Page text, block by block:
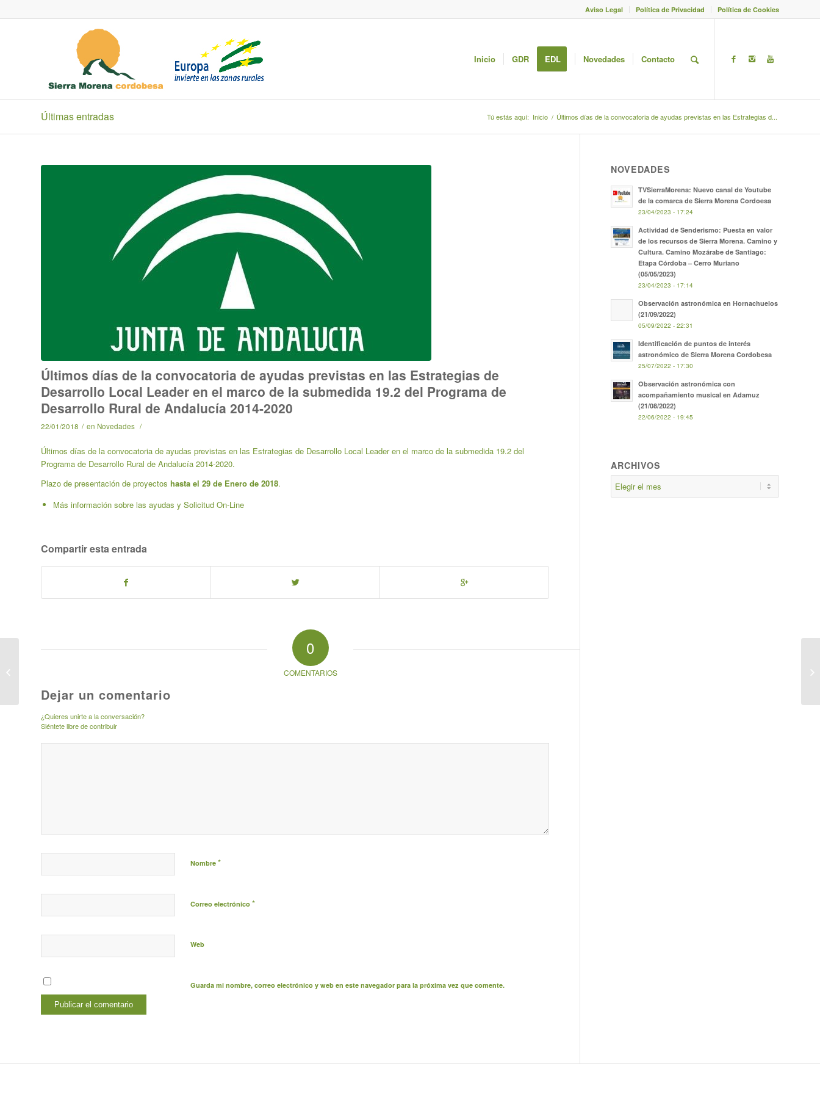
Aviso Legal Política de Privacidad Política de Cookies
Inicio GDR EDL Novedades Contacto
Últimas entradas Tú estás aquí: Inicio / Últimos días de la convocatoria de ayudas previstas en las Estrategias d...
Últimos días de la convocatoria de ayudas previstas en las Estrategias de
Desarrollo Local Leader en el marco de la submedida 19.2 del Programa de
Desarrollo Rural de Andalucía 2014-2020
22/01/2018 / en Novedades /
Últimos días de la convocatoria de ayudas previstas en las Estrategias de Desarrollo Local Leader en el marco de la submedida 19.2 del
Programa de Desarrollo Rural de Andalucía 2014-2020.
Plazo de presentación de proyectos hasta el 29 de Enero de 2018.
Más información sobre las ayudas y Solicitud On-Line
Compartir esta entrada
0
COMENTARIOS
Dejar un comentario
¿Quieres unirte a la conversación?
Siéntete libre de contribuir
Nombre *
Correo electrónico *
Web
Guarda mi nombre, correo electrónico y web en este navegador para la próxima vez que comente.
NOVEDADES
TVSierraMorena: Nuevo canal de Youtube
de la comarca de Sierra Morena Cordoesa
23/04/2023 - 17:24
Actividad de Senderismo: Puesta en valor
de los recursos de Sierra Morena. Camino y
Cultura. Camino Mozárabe de Santiago:
Etapa Córdoba – Cerro Muriano
(05/05/2023)
23/04/2023 - 17:14
Observación astronómica en Hornachuelos
(21/09/2022)
05/09/2022 - 22:31
Identificación de puntos de interés
astronómico de Sierra Morena Cordobesa
25/07/2022 - 17:30
Observación astronómica con
acompañamiento musical en Adamuz
(21/08/2022)
22/06/2022 - 19:45
ARCHIVOS
El Astroturismo y el
cooperación de la EDL